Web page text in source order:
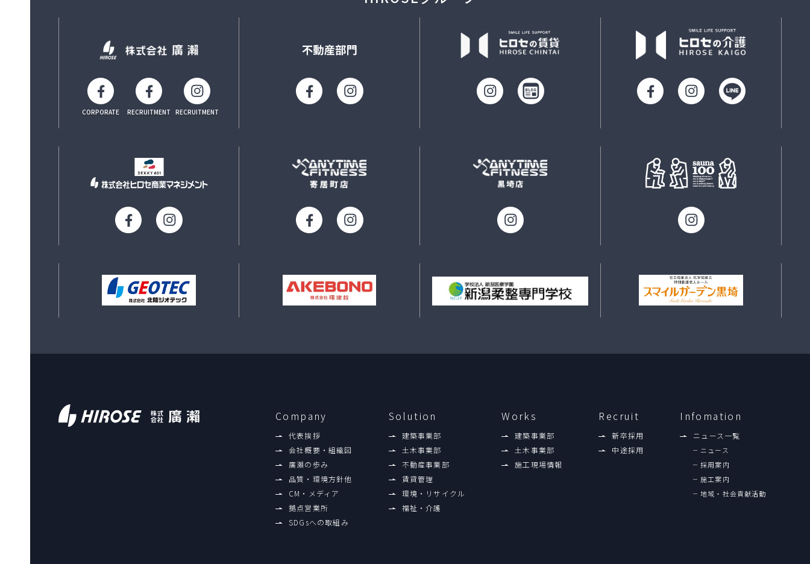
CORPORATE RECRUITMENT RECRUITMENT
Company
代表挨拶
会社概要・組織図
廣瀨の歩み
品質・環境方針他
CM・メディア
拠点営業所
SDGsへの取組み
Solution
建築事業部
土木事業部
不動産事業部
賃貸管理
環境・リサイクル
福祉・介護
Works
建築事業部
土木事業部
施工現場情報
Recruit
新卒採用
中途採用
Infomation
ニュース一覧
ニュース
採用案内
施工案内
地域・社会貢献活動